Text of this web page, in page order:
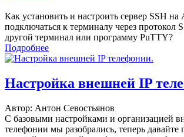
Как установить и настроить сервер SSH
подключаться к терминалу через протокол
другой терминал или программу PuTTY?
Подробнее
Настройка внешней IP
Автор: Антон Севостьянов
С базовыми настройками и организацией
телефонии мы разобрались, теперь давайте